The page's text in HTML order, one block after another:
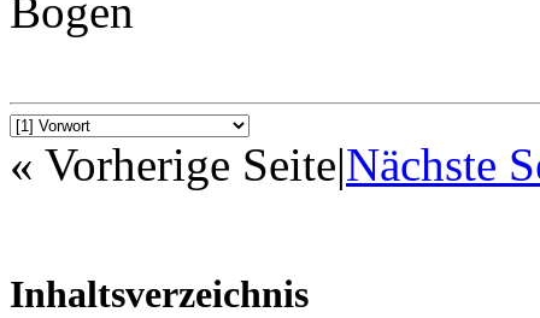
« Vorherige Seite|Nächste
Inhaltsverzeichnis